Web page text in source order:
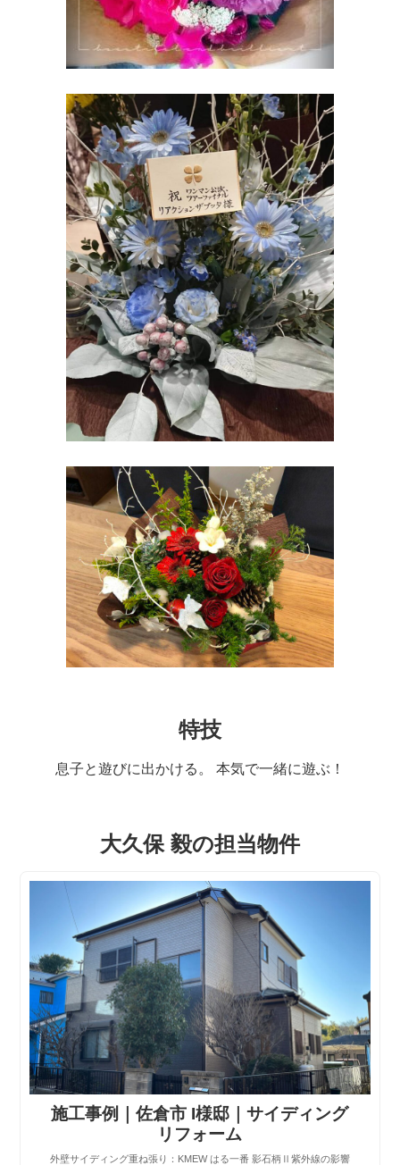
特技
息子と遊びに出かける。 本気で一緒に遊ぶ！
大久保 毅の担当物件
施工事例｜佐倉市 I様邸｜サイディング
リフォーム
外壁サイディング重ね張り：KMEW はる一番 影石柄Ⅱ紫外線の影響